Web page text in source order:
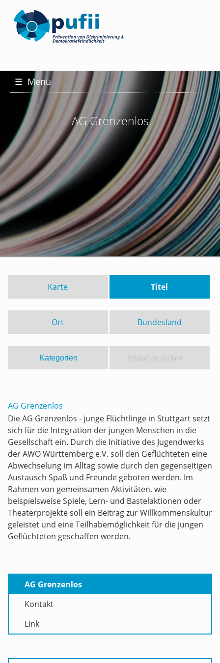
☰ Menu
AG Grenzenlos
Karte Titel
Ort Bundesland
AG Grenzenlos
Die AG Grenzenlos - junge Flüchtlinge in Stuttgart setzt
sich für die Integration der jungen Menschen in die
Gesellschaft ein. Durch die Initiative des Jugendwerks
der AWO Württemberg e.V. soll den Geflüchteten eine
Abwechselung im Alltag sowie durch den gegenseitigen
Austausch Spaß und Freunde geboten werden. Im
Rahmen von gemeinsamen Aktivitäten, wie
beispielsweise Spiele, Lern- und Bastelaktionen oder
Theaterprojekte soll ein Beitrag zur Willkommenskultur
geleistet und eine Teilhabemöglichkeit für die jungen
Geflüchteten geschaffen werden.
AG Grenzenlos
Kontakt
Link